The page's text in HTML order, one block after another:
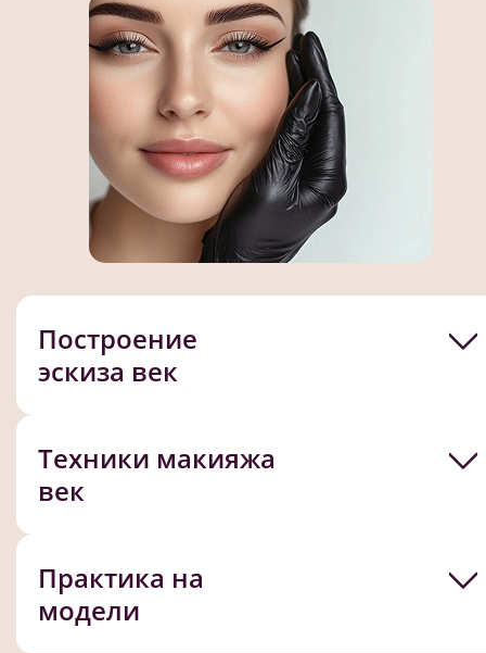
Построение
эскиза век
Техники макияжа
век
Практика на
модели